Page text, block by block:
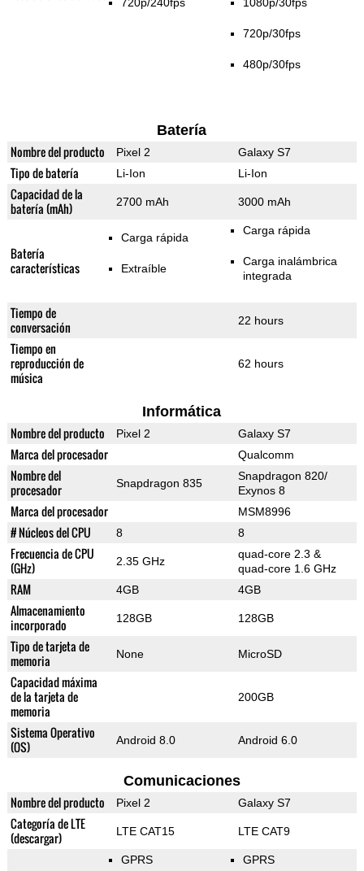
720p/30fps
480p/30fps
Batería
Nombre del producto Pixel 2 Galaxy S7
Tipo de batería Li-Ion Li-Ion
Capacidad de la
batería (mAh)
2700 mAh 3000 mAh
Batería
características
Carga rápida
Extraíble
Carga rápida
Carga inalámbrica
integrada
Tiempo de
conversación
22 hours
Tiempo en
reproducción de
música
62 hours
Informática
Nombre del producto Pixel 2 Galaxy S7
Marca del procesador Qualcomm
Nombre del
procesador
Snapdragon 835
Snapdragon 820/
Exynos 8
Marca del procesador MSM8996
# Núcleos del CPU 8 8
Frecuencia de CPU
(GHz)
2.35 GHz
quad-core 2.3 &
quad-core 1.6 GHz
RAM 4GB 4GB
Almacenamiento
incorporado
128GB 128GB
Tipo de tarjeta de
memoria
None MicroSD
Capacidad máxima
de la tarjeta de
memoria
200GB
Sistema Operativo
(OS)
Android 8.0 Android 6.0
Comunicaciones
Nombre del producto Pixel 2 Galaxy S7
Categoría de LTE
(descargar)
LTE CAT15 LTE CAT9
GPRS GPRS